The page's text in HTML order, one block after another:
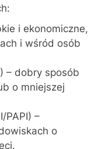
i ekonomiczne,
i wśród osób
– dobry sposób
o mniejszej
PAPI) –
o